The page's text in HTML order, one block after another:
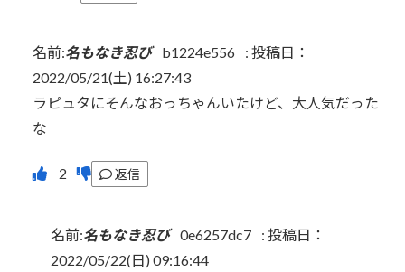
名前:名もなき忍び b1224e556 : 投稿日：
2022/05/21(土) 16:27:43
ラピュタにそんなおっちゃんいたけど、大人気だった
な
返信
名前:名もなき忍び 0e6257dc7 : 投稿日：
2022/05/22(日) 09:16:44